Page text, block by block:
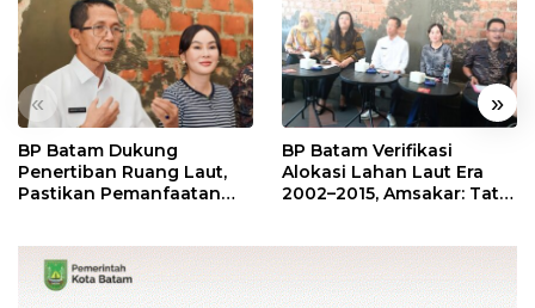
« »
BP Batam Dukung
Penertiban Ruang Laut,
Pastikan Pemanfaatan
BP Batam Verifikasi
Alokasi Lahan Laut Era
2002–2015, Amsakar: Tata